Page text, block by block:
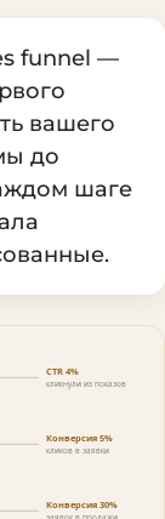
funnel —
вашего
до
шаге